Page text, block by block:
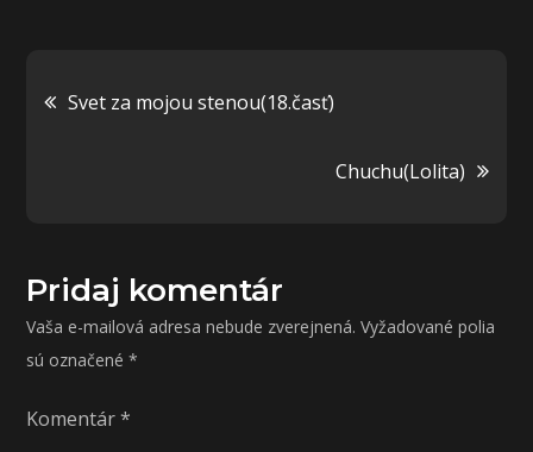
Navigácia
Svet za mojou stenou(18.časť)
Chuchu(Lolita)
Pridaj komentár
Vaša e-mailová adresa nebude zverejnená. Vyžadované polia
sú označené*
Komentár*